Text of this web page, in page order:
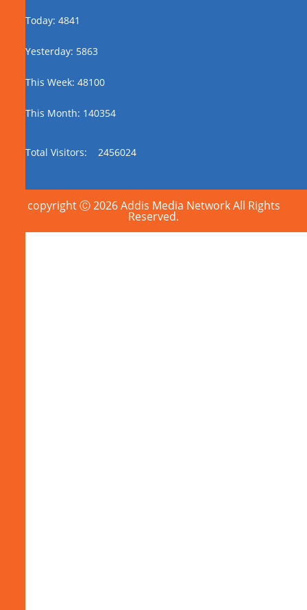
Today: 4841
Yesterday: 5863
This Week: 48100
This Month: 140354
Total Visitors: 2456024
copyright Ⓒ 2026 Addis Media Network All Rights
Reserved.